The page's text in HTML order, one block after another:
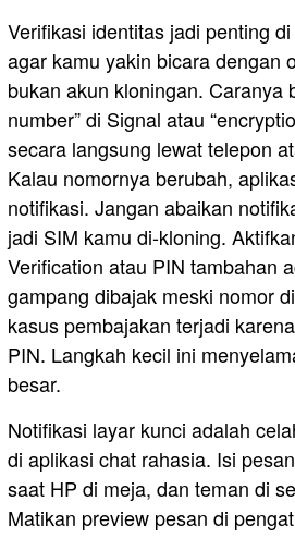
Verifikasi identitas jadi penting
agar kamu yakin bicara dengan
bukan akun kloningan. Caranya
number” di Signal atau
secara langsung lewat telepon
Kalau nomornya berubah,
notifikasi. Jangan abaikan
jadi SIM kamu di-kloning.
Verification atau PIN tambahan
gampang dibajak meski nomor
kasus pembajakan terjadi
PIN. Langkah kecil ini
besar.
Notifikasi layar kunci adalah
di aplikasi chat rahasia. Isi
saat HP di meja, dan teman di
Matikan preview pesan di